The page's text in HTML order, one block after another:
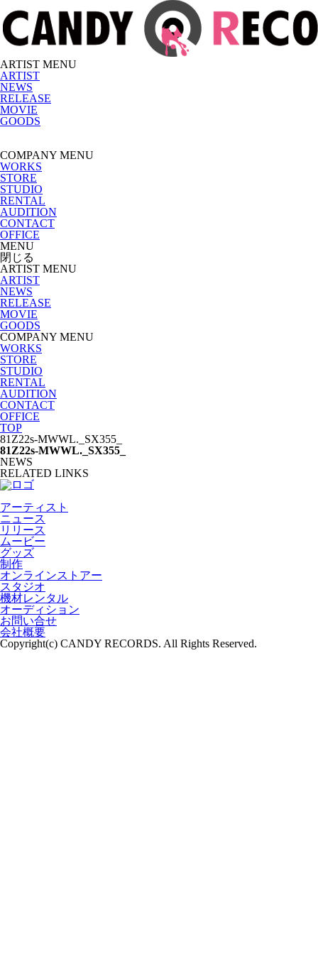
ARTIST MENU
ARTIST
NEWS
RELEASE
MOVIE
GOODS
COMPANY MENU
WORKS
STORE
STUDIO
RENTAL
AUDITION
CONTACT
OFFICE
MENU
閉じる
ARTIST MENU
ARTIST
NEWS
RELEASE
MOVIE
GOODS
COMPANY MENU
WORKS
STORE
STUDIO
RENTAL
AUDITION
CONTACT
OFFICE
TOP
81Z22s-MWWL._SX355_
81Z22s-MWWL._SX355_
NEWS
RELATED LINKS
アーティスト
ニュース
リリース
ムービー
グッズ
制作
オンラインストアー
スタジオ
機材レンタル
オーディション
お問い合せ
会社概要
Copyright(c) CANDY RECORDS. All Rights Reserved.